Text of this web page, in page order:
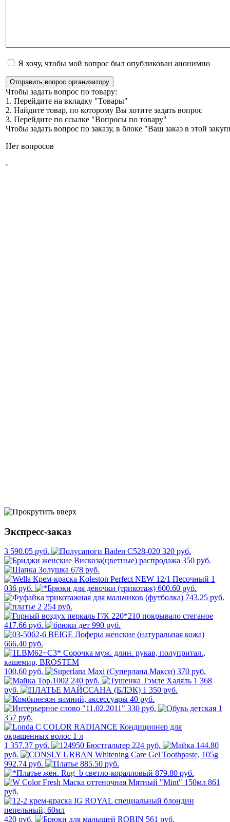
Я хочу, чтобы мой вопрос был опубликован анонимно
Отправить вопрос организатору
Чтобы задать вопрос по товару:
1. Перейдите на вкладку "Товары"
2. Найдите товар, по которому Вы хотите задать вопрос
3. Перейдите по ссылке "Вопросы по товару"
Чтобы задать вопрос по заказу, в блоке "Ваш заказ в этой
Нет вопросов
Экспресс-заказ
3 590.05 руб.
320 руб.
350 руб.
678 руб.
1
036 руб.
600.60 руб.
743.25 руб.
2 254 руб.
417.66 руб. 990 руб.
666.40 руб.
100.60 руб.
370 руб.
240 руб.
1 368
руб.
1 350 руб.
40 руб.
330 руб.
1
357 руб.
1 357.37 руб. 224 руб.
144.80
руб.
992.74 руб.
885.50 руб.
879.80 руб.
861
руб.
420 руб. 561 руб.